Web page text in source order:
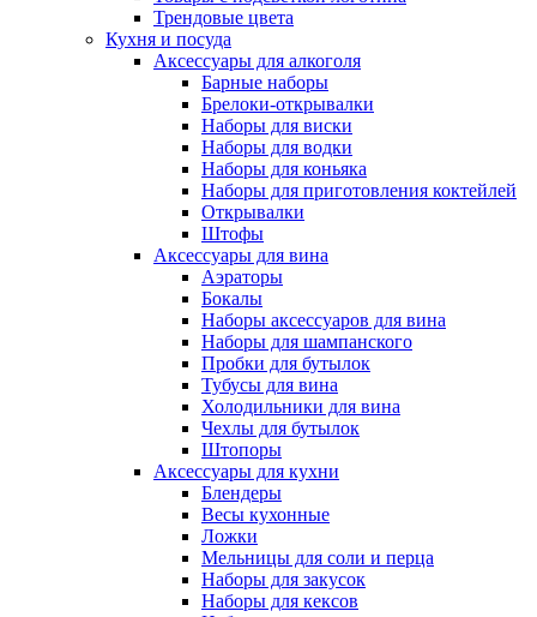
Трендовые цвета
Кухня и посуда
Аксессуары для алкоголя
Барные наборы
Брелоки-открывалки
Наборы для виски
Наборы для водки
Наборы для коньяка
Наборы для приготовления коктейлей
Открывалки
Штофы
Аксессуары для вина
Аэраторы
Бокалы
Наборы аксессуаров для вина
Наборы для шампанского
Пробки для бутылок
Тубусы для вина
Холодильники для вина
Чехлы для бутылок
Штопоры
Аксессуары для кухни
Блендеры
Весы кухонные
Ложки
Мельницы для соли и перца
Наборы для закусок
Наборы для кексов